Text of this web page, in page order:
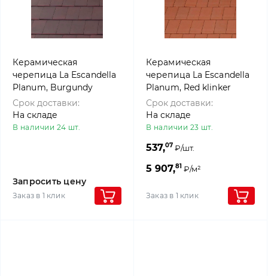
Керамическая
черепица La Escandella
Planum, Burgundy
klinker
Срок доставки:
На складе
В наличии 24 шт.
Запросить цену
Заказ в 1 клик
Керамическая
черепица La Escandella
Planum, Red klinker
Срок доставки:
На складе
В наличии 23 шт.
537,07 ₽/шт.
5 907,81 ₽/м²
Заказ в 1 клик